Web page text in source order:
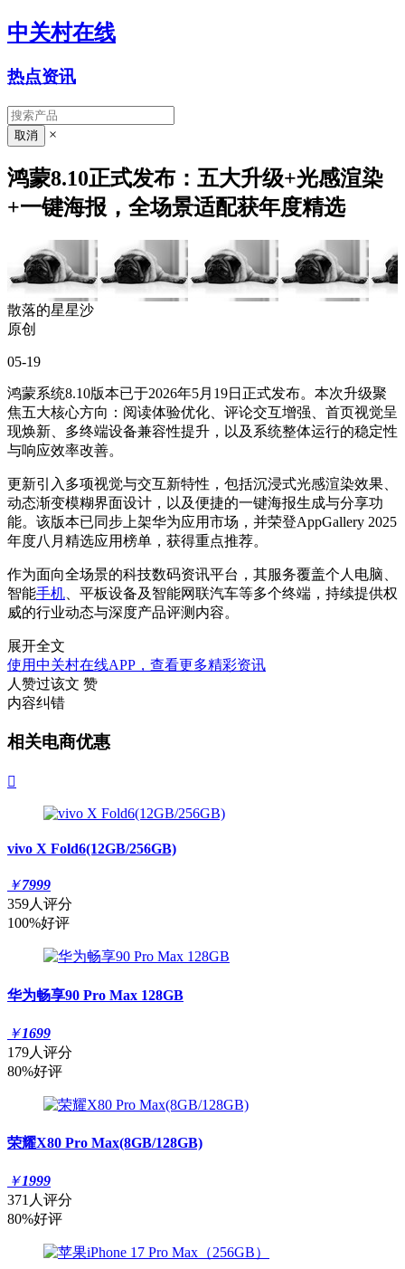
中关村在线
热点资讯
×
鸿蒙8.10正式发布：五大升级+光感渲染
+一键海报，全场景适配获年度精选
散落的星星沙
原创
05-19
鸿蒙系统8.10版本已于2026年5月19日正式发布。本次升级聚
焦五大核心方向：阅读体验优化、评论交互增强、首页视觉呈
现焕新、多终端设备兼容性提升，以及系统整体运行的稳定性
与响应效率改善。
更新引入多项视觉与交互新特性，包括沉浸式光感渲染效果、
动态渐变模糊界面设计，以及便捷的一键海报生成与分享功
能。该版本已同步上架华为应用市场，并荣登AppGallery 2025
年度八月精选应用榜单，获得重点推荐。
作为面向全场景的科技数码资讯平台，其服务覆盖个人电脑、
智能手机 、平板设备及智能网联汽车等多个终端，持续提供权
威的行业动态与深度产品评测内容。
展开全文
使用中关村在线APP，查看更多精彩资讯
人赞过该文 赞
内容纠错
相关电商优惠

vivo X Fold6(12GB/256GB)
￥7999
359人评分
100%好评
华为畅享90 Pro Max 128GB
￥1699
179人评分
80%好评
荣耀X80 Pro Max(8GB/128GB)
￥1999
371人评分
80%好评